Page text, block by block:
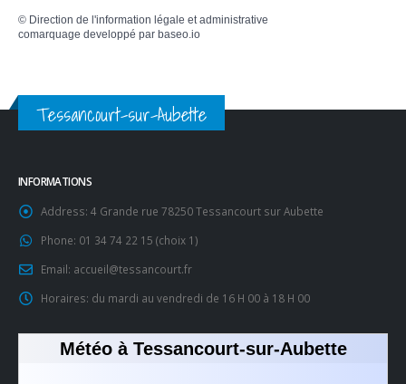
© Direction de l'information légale et administrative
comarquage developpé par baseo.io
Tessancourt-sur-Aubette
INFORMATIONS
Address: 4 Grande rue 78250 Tessancourt sur Aubette
Phone: 01 34 74 22 15 (choix 1)
Email: accueil@tessancourt.fr
Horaires: du mardi au vendredi de 16 H 00 à 18 H 00
Météo à Tessancourt-sur-Aubette